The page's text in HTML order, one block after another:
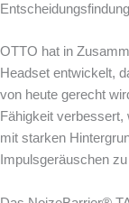
OTTO hat in
Headset entwickelt,
von heute gerecht
Fähigkeit
mit starken
Impulsgeräuschen